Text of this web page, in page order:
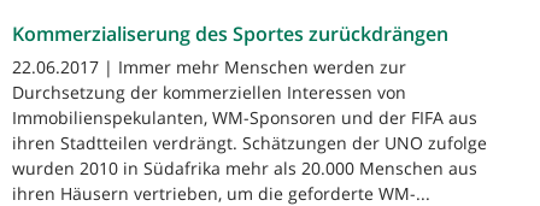
Kommerzialiserung des Sportes zurückdrängen
22.06.2017 | Immer mehr Menschen werden zur
Durchsetzung der kommerziellen Interessen von
Immobilienspekulanten, WM-Sponsoren und der FIFA aus
ihren Stadtteilen verdrängt. Schätzungen der UNO zufolge
wurden 2010 in Südafrika mehr als 20.000 Menschen aus
ihren Häusern vertrieben, um die geforderte WM-...